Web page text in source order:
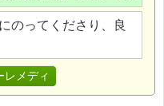
のってくださり、良
レメディ